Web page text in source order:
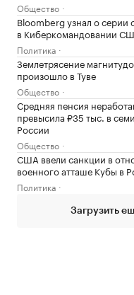
Общество
Bloomberg узнал о серии
в Киберкомандовании
Политика
Землетрясение
произошло в Туве
Общество
Средняя пенсия
превысила ₽35 тыс. в
России
Общество
США ввели санкции в
военного атташе Кубы в
Политика
Загрузить